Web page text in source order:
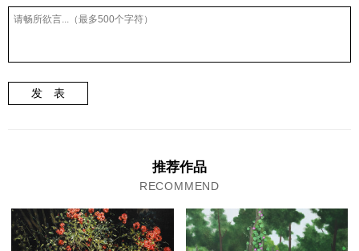
发 表
推荐作品
RECOMMEND